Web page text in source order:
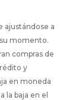
ajustándose a
momento.
compras de
y
en moneda
la baja en el